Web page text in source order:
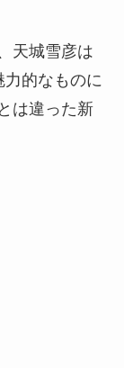
天城雪彦は
力的なものに
は違った新